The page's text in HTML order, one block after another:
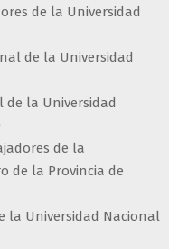
de la Universidad
de la Universidad
de la Universidad
de la
de la Provincia de
la Universidad Nacional